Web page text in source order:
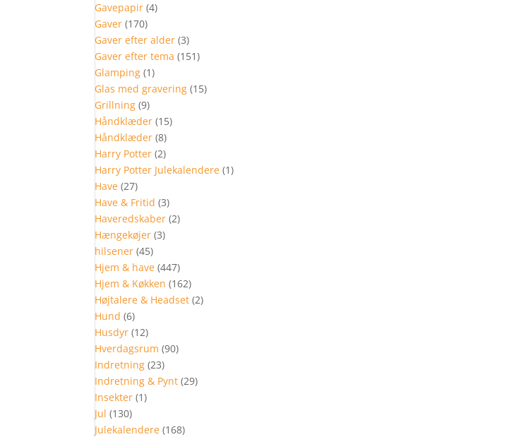
Gavepapir (4)
Gaver (170)
Gaver efter alder (3)
Gaver efter tema (151)
Glamping (1)
Glas med gravering (15)
Grillning (9)
Håndklæder (15)
Håndklæder (8)
Harry Potter (2)
Harry Potter Julekalendere (1)
Have (27)
Have & Fritid (3)
Haveredskaber (2)
Hængekøjer (3)
hilsener (45)
Hjem & have (447)
Hjem & Køkken (162)
Højtalere & Headset (2)
Hund (6)
Husdyr (12)
Hverdagsrum (90)
Indretning (23)
Indretning & Pynt (29)
Insekter (1)
Jul (130)
Julekalendere (168)